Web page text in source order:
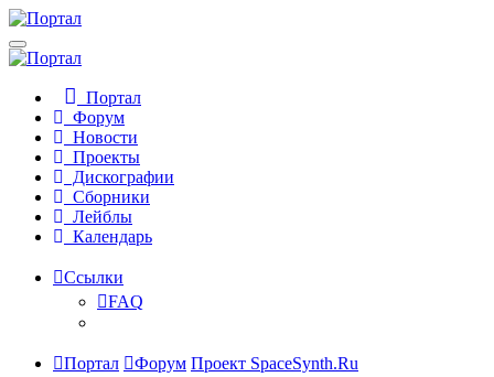
Портал
Форум
Новости
Проекты
Дискографии
Сборники
Лейблы
Календарь
Ссылки
FAQ
Портал Форум Проект SpaceSynth.Ru